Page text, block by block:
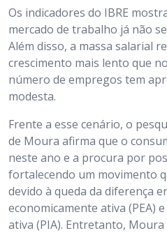
Os indicadores do IBRE
mercado de trabalho já não
Além disso, a massa salarial
crescimento mais lento que
número de empregos tem
modesta.
Frente a esse cenário, o
de Moura afirma que o
neste ano e a procura por
fortalecendo um movimento
devido à queda da diferença
economicamente ativa (PEA)
ativa (PIA). Entretanto,